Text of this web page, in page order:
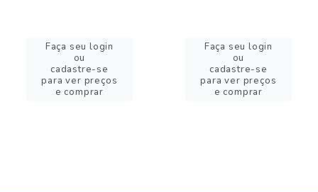
Faça seu login
ou
cadastre-se
para ver preços
e comprar
Faça seu login
ou
cadastre-se
para ver preços
e comprar